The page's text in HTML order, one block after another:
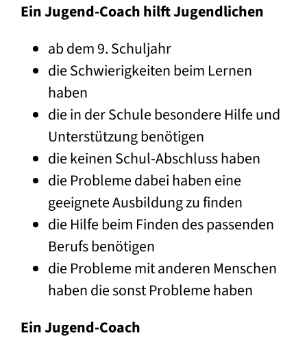
Ein Jugend-Coach hilft Jugendlichen
ab dem 9. Schuljahr
die Schwierigkeiten beim Lernen
haben
die in der Schule besondere Hilfe und
Unterstützung benötigen
die keinen Schul-Abschluss haben
die Probleme dabei haben eine
geeignete Ausbildung zu finden
die Hilfe beim Finden des passenden
Berufs benötigen
die Probleme mit anderen Menschen
haben die sonst Probleme haben
Ein Jugend-Coach